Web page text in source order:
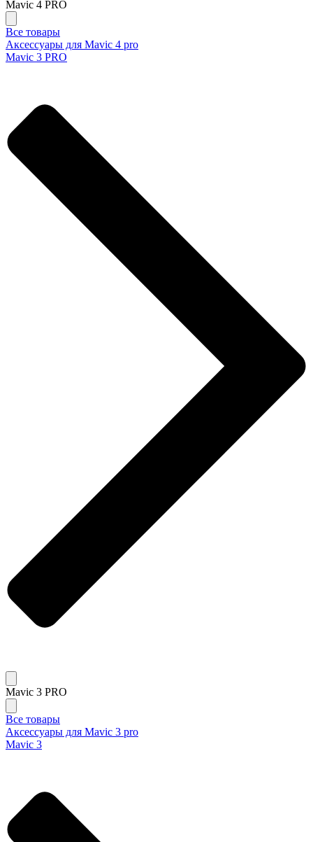
Mavic 4 PRO
Все товары
Аксессуары для Mavic 4 pro
Mavic 3 PRO
Mavic 3 PRO
Все товары
Аксессуары для Mavic 3 pro
Mavic 3